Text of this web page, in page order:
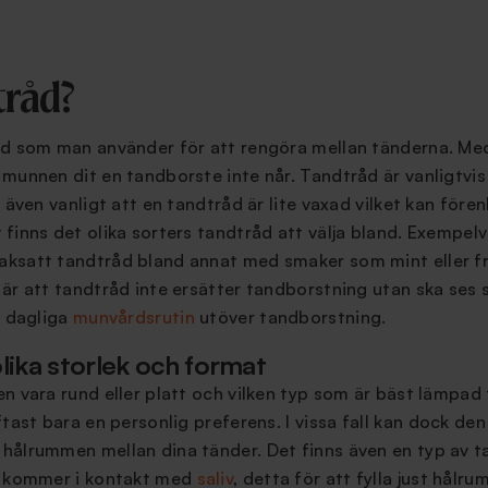
som man använder för att rengöra mellan tänderna.
dit en tandborste inte når. Tandtråd är
vanligt att en tandtråd är lite vaxad vilket kan
finns det olika sorters tandtråd att välja bland.
tandtråd bland annat med smaker som mint eller
att tandtråd inte ersätter tandborstning utan ska ses
dagliga munvårdsrutin utöver tandborstning.
storlek och format
vara rund eller platt och vilken typ som är bäst
bara en personlig preferens. I vissa fall kan dock
mellan dina tänder. Det finns även en typ av
i kontakt med saliv, detta för att fylla just